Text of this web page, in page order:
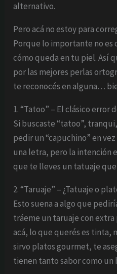
alternativo.
Pero acá no estoy para
Porque lo importante no es
cómo queda en tu piel. Así
por las mejores perlas
te reconocés en alguna…
1. “Tatoo” – El clásico error
Si buscaste “tatoo”,
pedir un “capuchino” en
una letra, pero la intención
que te lleves un tatuaje que
2. “Taruaje” – ¿Tatuaje o
Esto suena a algo que
tráeme un taruaje con extra
acá, lo que querés es tinta,
sirvo platos gourmet, te
tienen tanto sabor como un